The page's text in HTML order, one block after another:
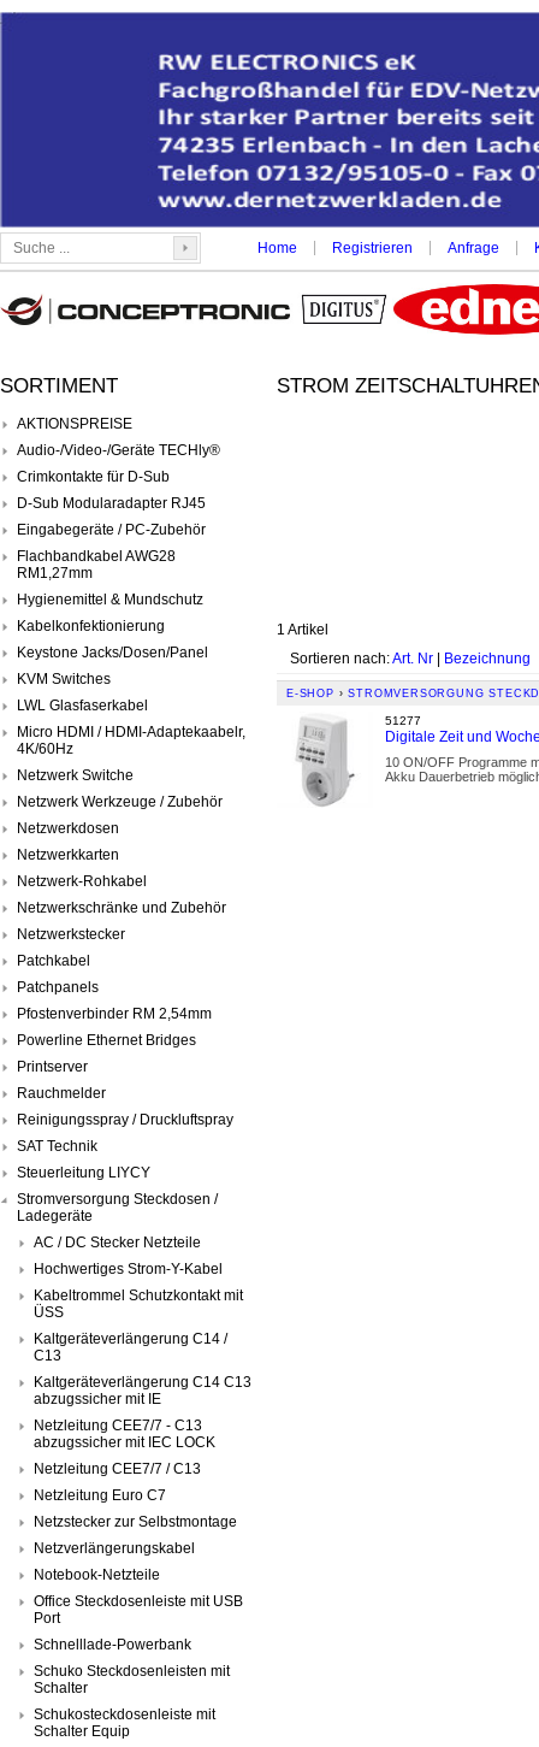
Home Registrieren Anfrage
SORTIMENT
AKTIONSPREISE
Audio-/Video-/Geräte TECHly®
Crimkontakte für D-Sub
D-Sub Modularadapter RJ45
Eingabegeräte / PC-Zubehör
Flachbandkabel AWG28
RM1,27mm
Hygienemittel & Mundschutz
Kabelkonfektionierung
Keystone Jacks/Dosen/Panel
KVM Switches
LWL Glasfaserkabel
Micro HDMI / HDMI-Adaptekaabelr,
4K/60Hz
Netzwerk Switche
Netzwerk Werkzeuge / Zubehör
Netzwerkdosen
Netzwerkkarten
Netzwerk-Rohkabel
Netzwerkschränke und Zubehör
Netzwerkstecker
Patchkabel
Patchpanels
Pfostenverbinder RM 2,54mm
Powerline Ethernet Bridges
Printserver
Rauchmelder
Reinigungsspray / Druckluftspray
SAT Technik
Steuerleitung LIYCY
Stromversorgung Steckdosen /
Ladegeräte
AC / DC Stecker Netzteile
Hochwertiges Strom-Y-Kabel
Kabeltrommel Schutzkontakt mit
ÜSS
Kaltgeräteverlängerung C14 /
C13
Kaltgeräteverlängerung C14 C13
abzugssicher mit IE
Netzleitung CEE7/7 - C13
abzugssicher mit IEC LOCK
Netzleitung CEE7/7 / C13
Netzleitung Euro C7
Netzstecker zur Selbstmontage
Netzverlängerungskabel
Notebook-Netzteile
Office Steckdosenleiste mit USB
Port
Schnelllade-Powerbank
Schuko Steckdosenleisten mit
Schalter
Schukosteckdosenleiste mit
Schalter Equip
STROM
1 Artikel
Sortieren nach:Art. Nr | Bezeichnung
E-SHOP › STROMVERSORGUNG
51277
Digitale Zeit und
10 ON/OFF Programme
Akku Dauerbetrieb